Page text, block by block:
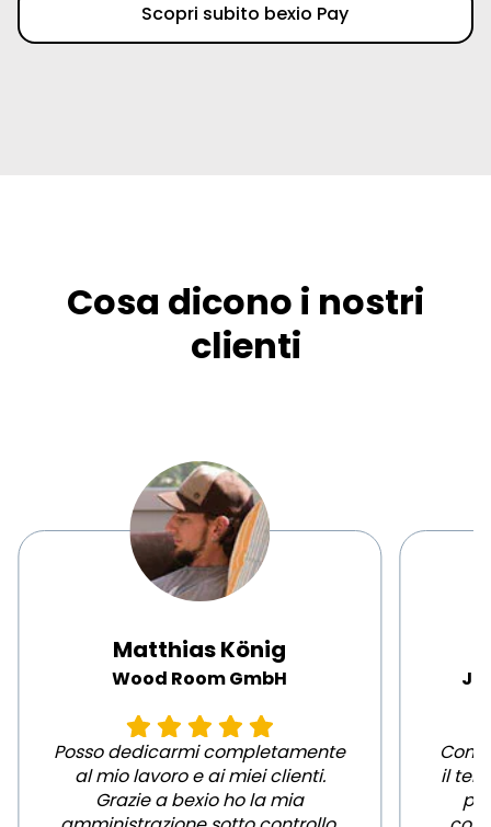
Scopri subito bexio Pay
Cosa dicono i nostri
clienti
Matthias König
Wood Room GmbH
Posso dedicarmi completamente
al mio lavoro e ai miei clienti.
Grazie a bexio ho la mia
il